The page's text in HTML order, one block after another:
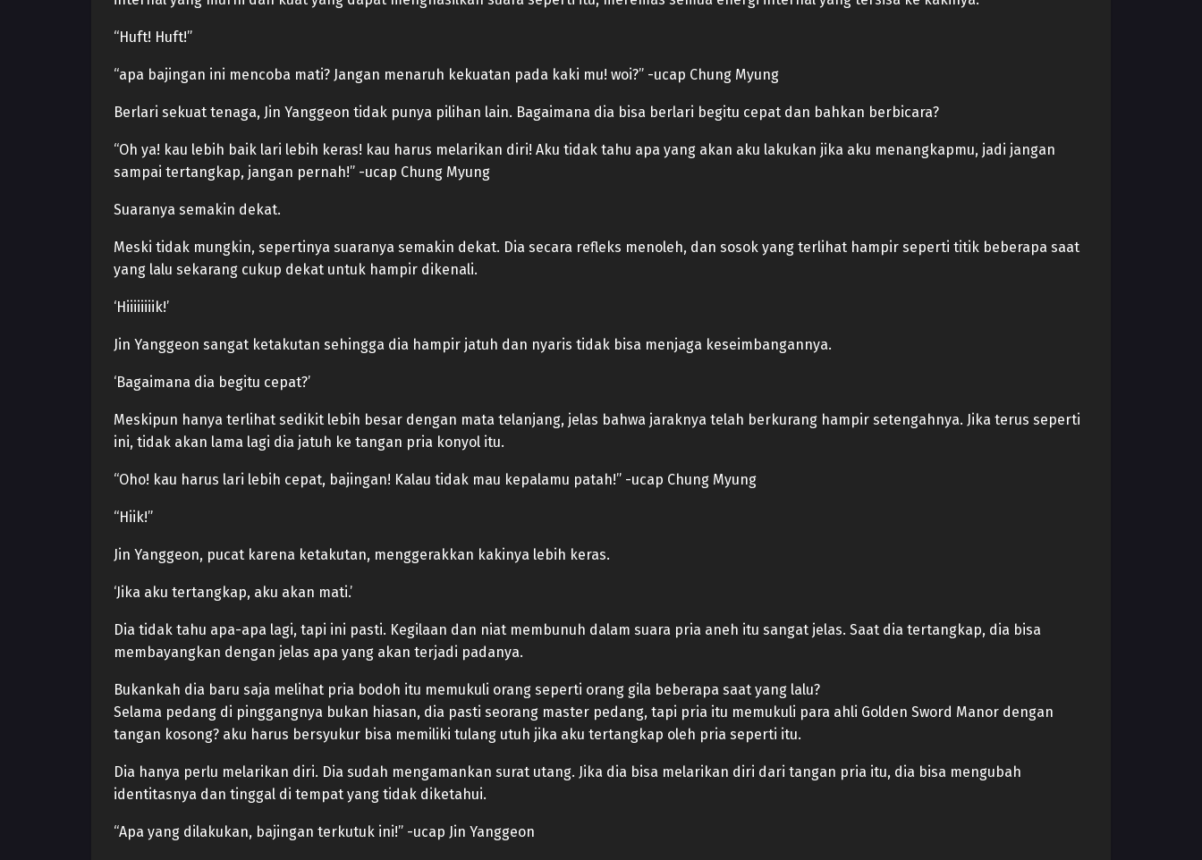
“Huft! Huft!”
“apa bajingan ini mencoba mati? Jangan menaruh kekuatan pada kaki mu! woi?” -ucap Chung Myung
Berlari sekuat tenaga, Jin Yanggeon tidak punya pilihan lain. Bagaimana dia bisa berlari begitu cepat dan bahkan berbicara?
“Oh ya! kau lebih baik lari lebih keras! kau harus melarikan diri! Aku tidak tahu apa yang akan aku lakukan jika aku menangkapmu, jadi jangan
sampai tertangkap, jangan pernah!” -ucap Chung Myung
Suaranya semakin dekat.
Meski tidak mungkin, sepertinya suaranya semakin dekat. Dia secara refleks menoleh, dan sosok yang terlihat hampir seperti titik beberapa saat
yang lalu sekarang cukup dekat untuk hampir dikenali.
‘Hiiiiiiiik!’
Jin Yanggeon sangat ketakutan sehingga dia hampir jatuh dan nyaris tidak bisa menjaga keseimbangannya.
‘Bagaimana dia begitu cepat?’
Meskipun hanya terlihat sedikit lebih besar dengan mata telanjang, jelas bahwa jaraknya telah berkurang hampir setengahnya. Jika terus seperti
ini, tidak akan lama lagi dia jatuh ke tangan pria konyol itu.
“Oho! kau harus lari lebih cepat, bajingan! Kalau tidak mau kepalamu patah!” -ucap Chung Myung
“Hiik!”
Jin Yanggeon, pucat karena ketakutan, menggerakkan kakinya lebih keras.
‘Jika aku tertangkap, aku akan mati.’
Dia tidak tahu apa-apa lagi, tapi ini pasti. Kegilaan dan niat membunuh dalam suara pria aneh itu sangat jelas. Saat dia tertangkap, dia bisa
membayangkan dengan jelas apa yang akan terjadi padanya.
Bukankah dia baru saja melihat pria bodoh itu memukuli orang seperti orang gila beberapa saat yang lalu?
Selama pedang di pinggangnya bukan hiasan, dia pasti seorang master pedang, tapi pria itu memukuli para ahli Golden Sword Manor dengan
tangan kosong? aku harus bersyukur bisa memiliki tulang utuh jika aku tertangkap oleh pria seperti itu.
Dia hanya perlu melarikan diri. Dia sudah mengamankan surat utang. Jika dia bisa melarikan diri dari tangan pria itu, dia bisa mengubah
identitasnya dan tinggal di tempat yang tidak diketahui.
“Apa yang dilakukan, bajingan terkutuk ini!” -ucap Jin Yanggeon